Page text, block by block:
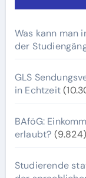
Was kann man
der
GLS
in Echtzeit
BAföG:
erlaubt? (9.824)
Studierende